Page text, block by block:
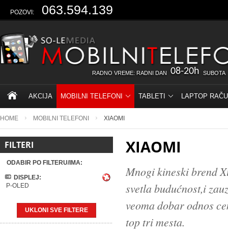
POZOVI: 063.594.139
RADNO VREME: RADNI DAN 08-20h SUBOTA
AKCIJA MOBILNI TELEFONI TABLETI LAPTOP
HOME MOBILNI TELEFONI XIAOMI
FILTERI
ODABIR PO FILTERU/IMA:
DISPLEJ:
P-OLED
UKLONI SVE FILTERE
XIAOMI
Mnogi kineski brend
svetla budućnost,i
veoma dobar odnos
top tri mesta.